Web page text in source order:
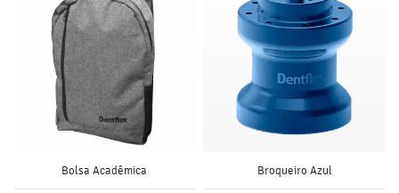
Bolsa Acadêmica Broqueiro Azul